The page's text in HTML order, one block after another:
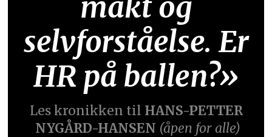
selvforståelse. Er
HR på ballen?»
Les kronikken til HANS-PETTER
NYGÅRD-HANSEN (åpen for alle)